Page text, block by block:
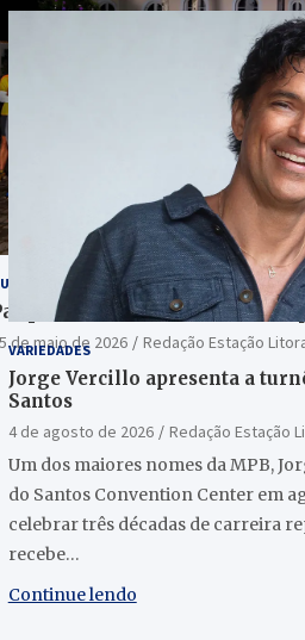
Nacional do Itatiaia terá
de maio de 2026 Redação Estação
VARIEDADES
Jorge Vercillo apresenta a
Santos
4 de agosto de 2026
Redação Estação
Um dos maiores nomes da MPB,
do Santos Convention Center em
celebrar três décadas de carreira
recebe…
Continue lendo